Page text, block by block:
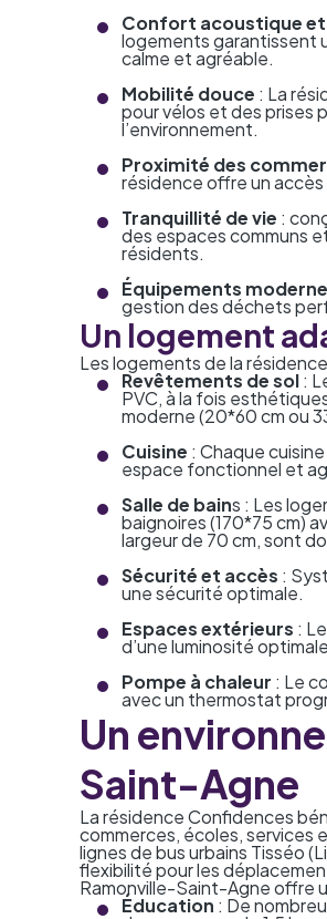
Confort acoustique
logements garantissent
calme et agréable.
Mobilité douce : La
pour vélos et des prises
l’environnement.
Proximité des
résidence offre un
Tranquillité de vie :
des espaces communs
résidents.
Équipements
gestion des déchets
Un logement
Les logements de la
Revêtements de sol:
PVC, à la fois
moderne (20*60 cm ou
Cuisine : Chaque
espace fonctionnel et
Salle de bains : Les
baignoires (170*75 cm)
largeur de 70 cm, sont
Sécurité et accès :
une sécurité optimale.
Espaces extérieurs :
d’une luminosité
Pompe à chaleur : Le
avec un thermostat
Un
Saint-Agne
La résidence Confidences
commerces, écoles, services
lignes de bus urbains Tisséo
flexibilité pour les
Ramonville-Saint-Agne offre
Éducation : De